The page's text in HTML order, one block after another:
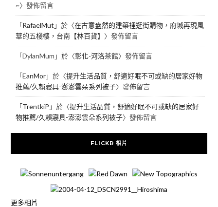
~〉發佈留言
「RafaelMut 」於〈在古意盎然的建築裡逛街購物，府城再現風
華的五棧樓，台南【林百貨】 〉發佈留言
「DylanMum 」於〈彰化-河洛茶館〉發佈留言
「EanMor」於〈提升生活品質，舒適好眠不可或缺的居家好物
推薦/久賴寢具-澎澎雲朵系列被子〉發佈留言
「TrentkiP 」於〈提升生活品質，舒適好眠不可或缺的居家好
物推薦/久賴寢具-澎澎雲朵系列被子〉發佈留言
FLICKR 相片
更多相片